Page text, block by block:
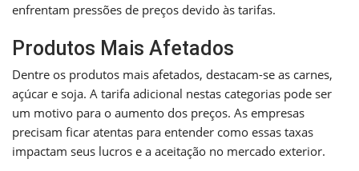
enfrentam pressões de preços devido às tarifas.
Produtos Mais Afetados
Dentre os produtos mais afetados, destacam-se as carnes,
açúcar e soja. A tarifa adicional nestas categorias pode ser
um motivo para o aumento dos preços. As empresas
precisam ficar atentas para entender como essas taxas
impactam seus lucros e a aceitação no mercado exterior.